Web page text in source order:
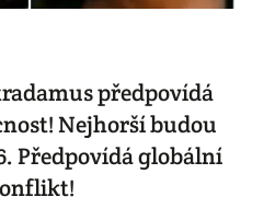
předpovídá
Nejhorší budou
Předpovídá globální